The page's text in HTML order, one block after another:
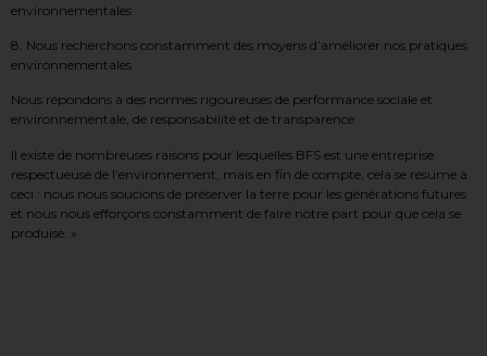
environnementales
8. Nous recherchons constamment des moyens d’améliorer nos pratiques
environnementales
Nous répondons à des normes rigoureuses de performance sociale et
environnementale, de responsabilité et de transparence
Il existe de nombreuses raisons pour lesquelles BFS est une entreprise
respectueuse de l’environnement, mais en fin de compte, cela se résume à
ceci : nous nous soucions de préserver la terre pour les générations futures
et nous nous efforçons constamment de faire notre part pour que cela se
produise. »